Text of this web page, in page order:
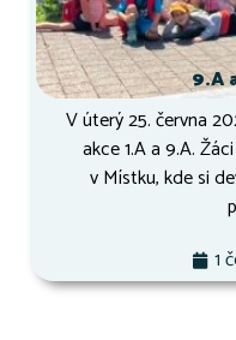
9.A
V úterý 25. června
akce 1.A a 9.A.
v Místku, kde si
1